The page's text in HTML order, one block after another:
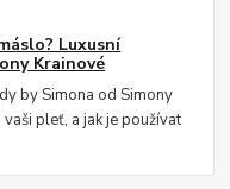
Luxusní
Krainové
by Simona od Simony
pleť, a jak je používat